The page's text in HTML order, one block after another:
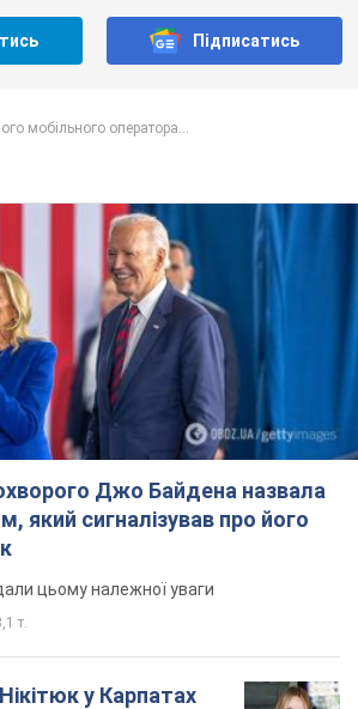
Підписатись
мобільного оператора...
Джо Байдена назвала
який сигналізував про його
цьому належної уваги
т.
у Карпатах